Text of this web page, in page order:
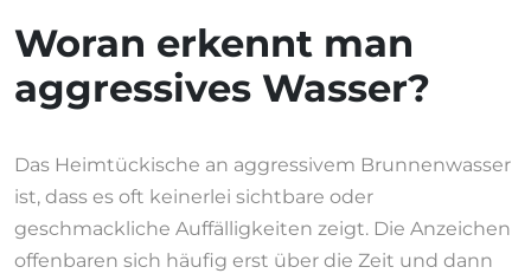
Woran erkennt man
aggressives Wasser?
Das Heimtückische an aggressivem Brunnenwasser
ist, dass es oft keinerlei sichtbare oder
geschmackliche Auffälligkeiten zeigt. Die Anzeichen
offenbaren sich häufig erst über die Zeit und dann